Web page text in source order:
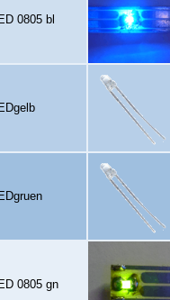
0805 bl
0805 gn